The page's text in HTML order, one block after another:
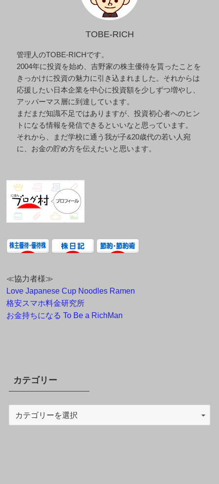
TOBE-RICH
管理人のTOBE-RICHです。
2004年に投資を始め、吉野家の株主優待を貰ったことを
きっかけに投資の魅力に引き込まれました。それからは
応援したい日本企業を中心に投資額を少しずつ増やし、
アッパーマス層に到達しています。
まだまだ知識不足ではありますが、投資初心者へのヒン
トになる情報を発信できるといいなと思っています。
それから、まだ学校に通う我が子&20歳代の若い人宛
に、お金の貯め方を伝えたいと思います。
≪協力者様≫
Love Japanese Cup Noodles Ramen
格安スマホ料金研究所
お金持ちになる To Be a RichMan
カテゴリー